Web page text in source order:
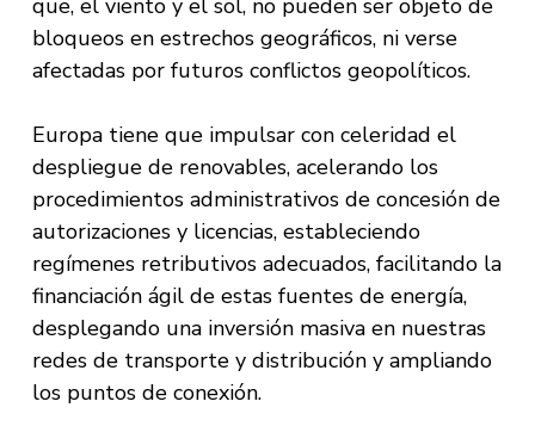
que, el viento y el sol, no pueden ser objeto de
bloqueos en estrechos geográficos, ni verse
afectadas por futuros conflictos geopolíticos.
Europa tiene que impulsar con celeridad el
despliegue de renovables, acelerando los
procedimientos administrativos de concesión de
autorizaciones y licencias, estableciendo
regímenes retributivos adecuados, facilitando la
financiación ágil de estas fuentes de energía,
desplegando una inversión masiva en nuestras
redes de transporte y distribución y ampliando
los puntos de conexión.